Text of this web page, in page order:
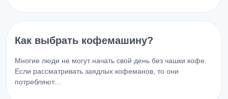
Как выбрать кофемашину?
Многие люди не могут начать свой день без чашки кофе.
Если рассматривать заядлых кофеманов, то они
потребляют…